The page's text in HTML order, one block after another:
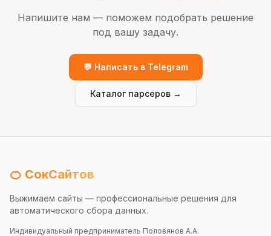
Напишите нам — поможем подобрать решение
под вашу задачу.
💬 Написать в Telegram
Каталог парсеров →
🍊 СокСайтов
Выжимаем сайты — профессиональные решения для
автоматического сбора данных.
Индивидуальный предприниматель Половянов А.А.